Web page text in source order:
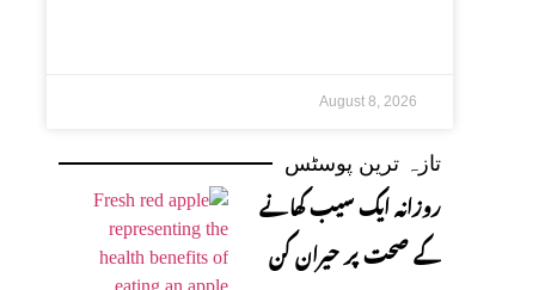
August 8, 2026
تازہ ترین پوسٹس
روزانہ ایک سیب کھانے
کے صحت پر حیران کن